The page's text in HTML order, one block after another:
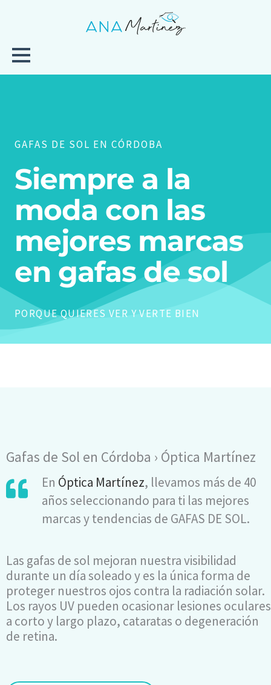
contenido
GAFAS DE SOL EN CÓRDOBA
Siempre a la
moda con las
mejores marcas
en gafas de sol
PORQUE QUIERES VER Y VERTE BIEN
Gafas de Sol en Córdoba › Óptica Martínez
En Óptica Martínez, llevamos más de 40
años seleccionando para ti las mejores
marcas y tendencias de GAFAS DE SOL.
Las gafas de sol mejoran nuestra visibilidad
durante un día soleado y es la única forma de
proteger nuestros ojos contra la radiación solar.
Los rayos UV pueden ocasionar lesiones oculares
a corto y largo plazo, cataratas o degeneración
de retina.